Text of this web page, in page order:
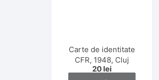
Carte de identitate
CFR, 1948, Cluj
20 lei